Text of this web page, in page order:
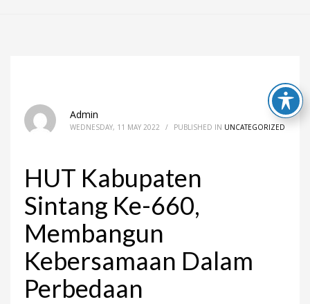
Admin
WEDNESDAY, 11 MAY 2022 / PUBLISHED IN UNCATEGORIZED
HUT Kabupaten
Sintang Ke-660,
Membangun
Kebersamaan Dalam
Perbedaan